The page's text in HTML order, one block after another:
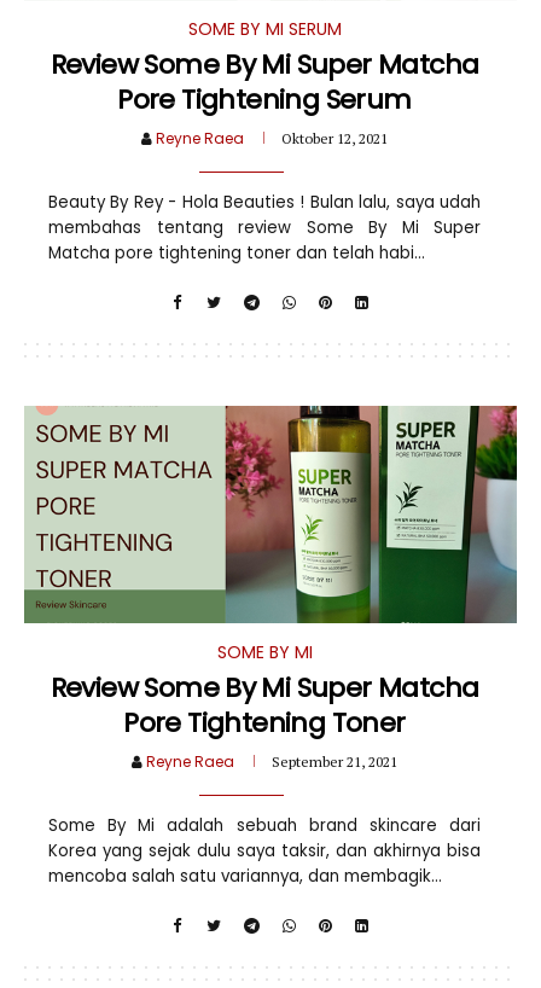
SOME BY MI SERUM
Review Some By Mi Super Matcha
Pore Tightening Serum
Reyne Raea Oktober 12, 2021
Beauty By Rey - Hola Beauties ! Bulan lalu, saya udah
membahas tentang review Some By Mi Super
Matcha pore tightening toner dan telah habi...
SOME BY MI
Review Some By Mi Super Matcha
Pore Tightening Toner
Reyne Raea September 21, 2021
Some By Mi adalah sebuah brand skincare dari
Korea yang sejak dulu saya taksir, dan akhirnya bisa
mencoba salah satu variannya, dan membagik...